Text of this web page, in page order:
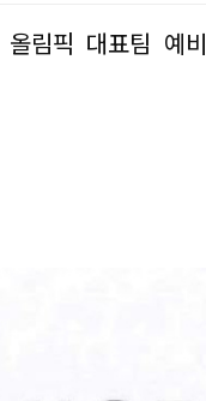
림픽 대표팀 예비